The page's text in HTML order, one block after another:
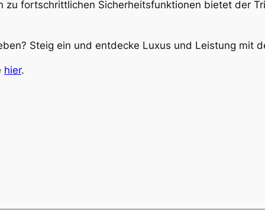
fortschrittlichen Sicherheitsfunktionen bietet der
Steig ein und entdecke Luxus und Leistung mit
hier.